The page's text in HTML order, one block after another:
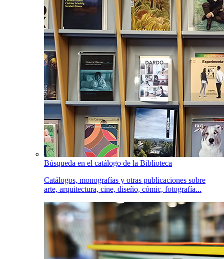
Búsqueda en el catálogo de la Biblioteca
Catálogos, monografías y otras publicaciones sobre
arte, arquitectura, cine, diseño, cómic, fotografía...